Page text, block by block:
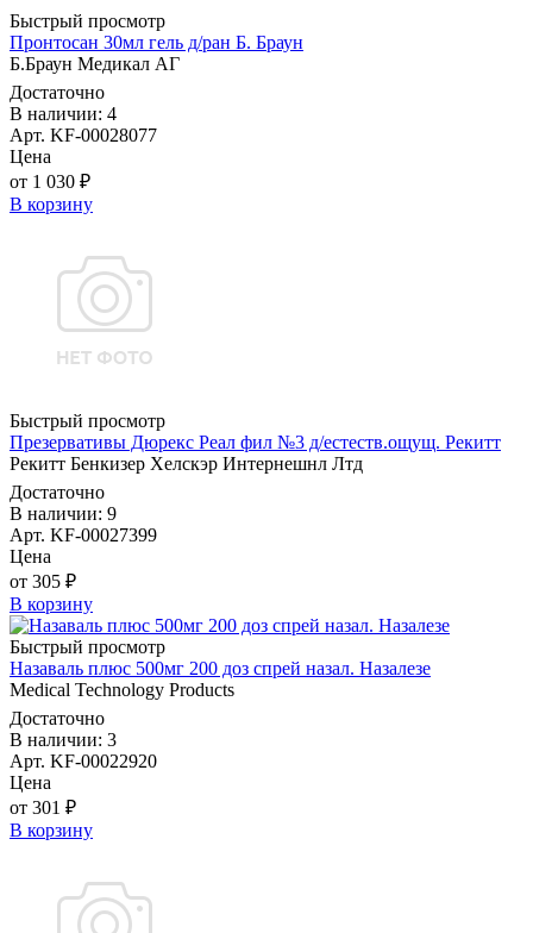
Быстрый просмотр
Пронтосан 30мл гель д/ран Б. Браун
Б.Браун Медикал АГ
Достаточно
В наличии: 4
Арт. KF-00028077
Цена
от 1 030 ₽
В корзину
Быстрый просмотр
Презервативы Дюрекс Реал фил №3 д/естеств.ощущ. Рекитт
Рекитт Бенкизер Хелскэр Интернешнл Лтд
Достаточно
В наличии: 9
Арт. KF-00027399
Цена
от 305 ₽
В корзину
Быстрый просмотр
Назаваль плюс 500мг 200 доз спрей назал. Назалезе
Medical Technology Products
Достаточно
В наличии: 3
Арт. KF-00022920
Цена
от 301 ₽
В корзину